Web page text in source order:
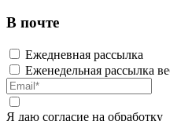
В почте
Ежедневная рассылка
Еженедельная рассылка
Я даю согласие на обработку